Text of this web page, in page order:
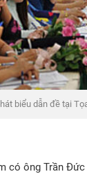
giới thiệu về Đề
có ông Trần